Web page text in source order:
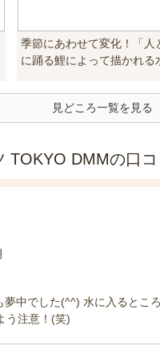
季節にあわせて変化！「人
に踊る鯉によって描かれる
見どころ一覧を見る
TOKYO DMMの口
夢中でした(^^) 水に入るとこ
う注意！(笑)